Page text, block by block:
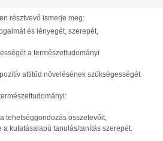
résztvevő ismerje meg:
és lényegét, szerepét,
a természettudományi
attitűd növelésének szükségességét.
tehetséggondozás összetevőit,
kutatásalapú tanulás/tanítás szerepét.